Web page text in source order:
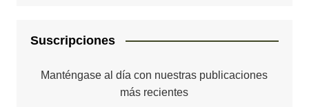
Suscripciones
Manténgase al día con nuestras publicaciones
más recientes